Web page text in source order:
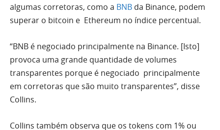
algumas corretoras, como a BNB da Binance, podem
superar o bitcoin e Ethereum no índice percentual.
“BNB é negociado principalmente na Binance. [Isto]
provoca uma grande quantidade de volumes
transparentes porque é negociado principalmente
em corretoras que são muito transparentes”, disse
Collins.
Collins também observa que os tokens com 1% ou